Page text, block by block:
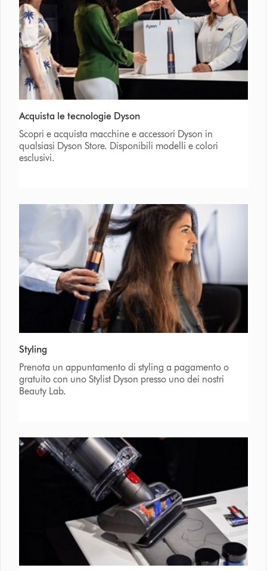
Acquista le tecnologie Dyson
Scopri e acquista macchine e accessori Dyson in
qualsiasi Dyson Store. Disponibili modelli e colori
esclusivi.
Styling
Prenota un appuntamento di styling a pagamento o
gratuito con uno Stylist Dyson presso uno dei nostri
Beauty Lab.